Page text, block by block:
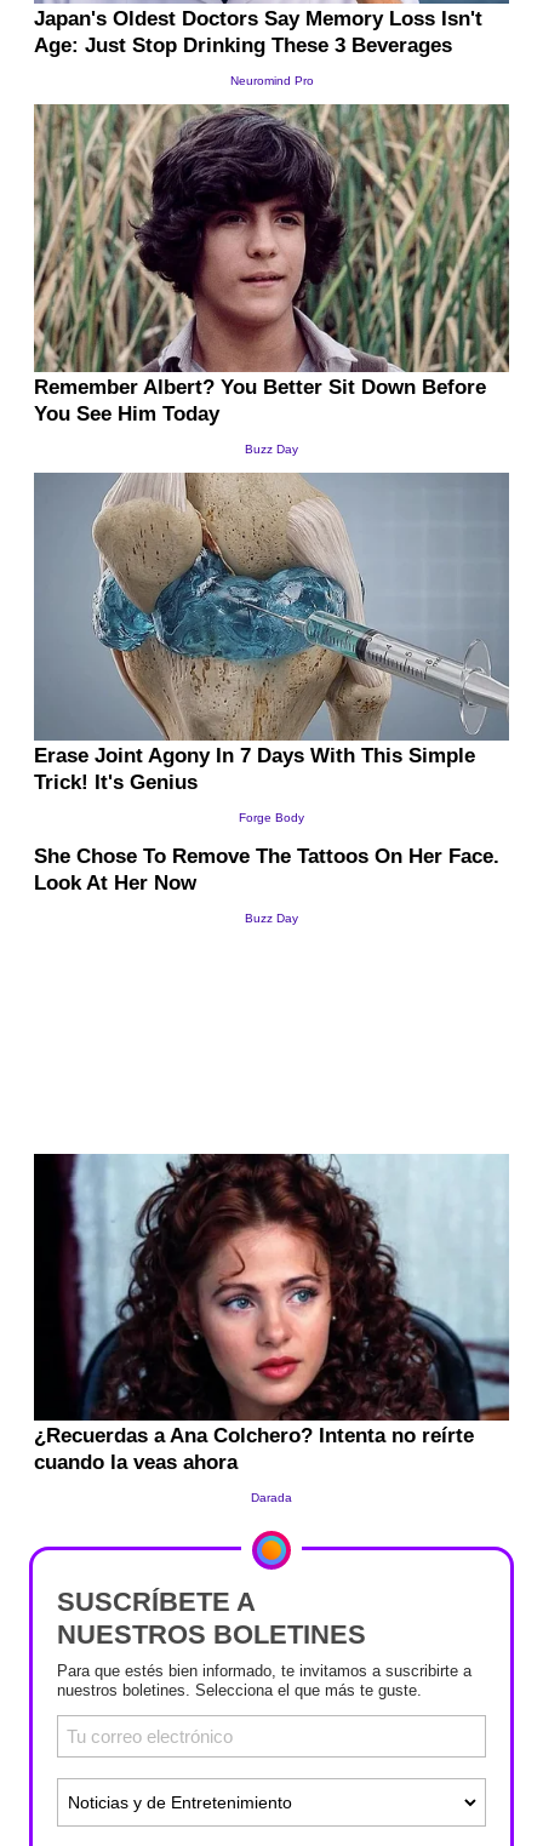
SUSCRÍBETE A
NUESTROS BOLETINES
Para que estés bien informado, te invitamos a suscribirte a
nuestros boletines. Selecciona el que más te guste.